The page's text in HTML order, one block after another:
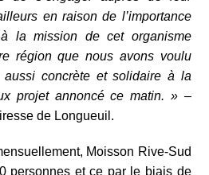
en raison de l’importance
la mission de cet organisme
région que nous avons voulu
aussi concrète et solidaire à la
projet annoncé ce matin. »–
de Longueuil.
Moisson Rive-Sud
personnes et ce par le biais de